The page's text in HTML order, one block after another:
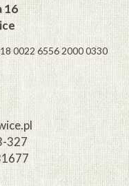
16
0022 6556 2000 0330
327